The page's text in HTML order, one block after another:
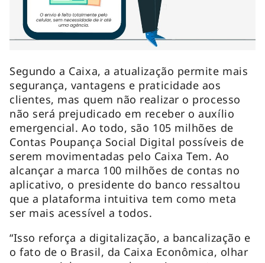
Segundo a Caixa, a atualização permite mais
segurança, vantagens e praticidade aos
clientes, mas quem não realizar o processo
não será prejudicado em receber o auxílio
emergencial. Ao todo, são 105 milhões de
Contas Poupança Social Digital possíveis de
serem movimentadas pelo Caixa Tem. Ao
alcançar a marca 100 milhões de contas no
aplicativo, o presidente do banco ressaltou
que a plataforma intuitiva tem como meta
ser mais acessível a todos.
“Isso reforça a digitalização, a bancalização e
o fato de o Brasil, da Caixa Econômica, olhar